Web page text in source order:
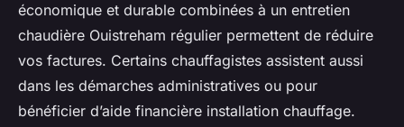
économique et durable combinées à un entretien
chaudière Ouistreham régulier permettent de réduire
vos factures. Certains chauffagistes assistent aussi
dans les démarches administratives ou pour
bénéficier d’aide financière installation chauffage.